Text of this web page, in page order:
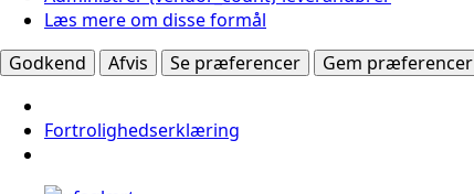
Læs mere om disse formål
Godkend
Afvis Se præferencer Gem præferencer
Fortrolighedserklæring